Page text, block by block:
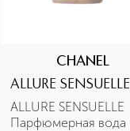
CHANEL
ALLURE SENSUELLE
ALLURE SENSUELLE
Парфюмерная вода